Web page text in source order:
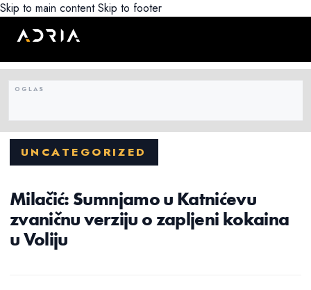
Skip to main content Skip to footer
UNCATEGORIZED
Milačić: Sumnjamo u Katnićevu
zvaničnu verziju o zapljeni kokaina
u Voliju